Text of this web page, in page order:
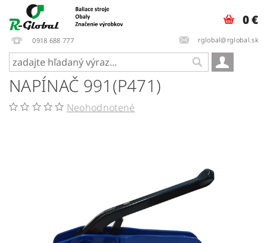
0918 688 777 rglobal@rglobal.sk
0 €
NAPÍNAČ 991(P471)
Neohodnotené